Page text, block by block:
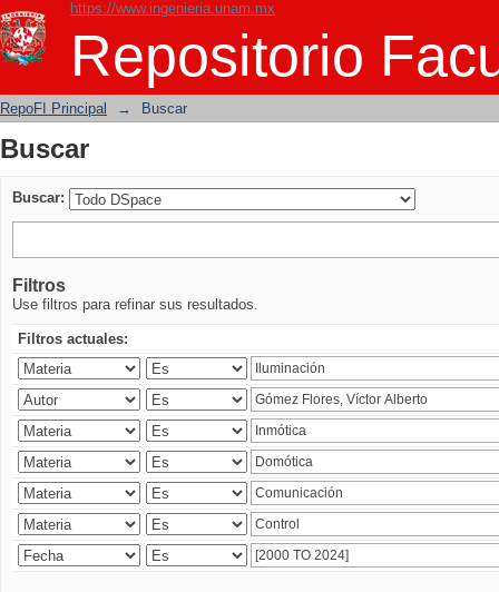
https://www.ingenieria.unam.mx
Repositorio
Buscar
RepoFI Principal → Buscar
Buscar
Buscar:
Filtros
Use filtros para refinar sus resultados.
Filtros actuales: